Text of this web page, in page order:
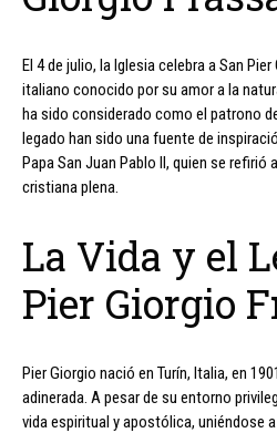
El 4 de julio, la Iglesia celebra a San
italiano conocido por su amor a la
ha sido considerado como el patrono
legado han sido una fuente de
Papa San Juan Pablo II, quien se refirió
cristiana plena.
La Vida y el
Pier Giorgio
Pier Giorgio nació en Turín, Italia, en
adinerada. A pesar de su entorno
vida espiritual y apostólica, uniéndose